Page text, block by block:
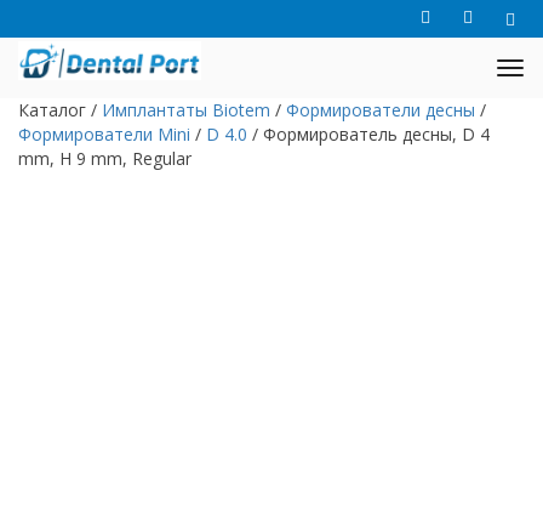
Каталог / Имплантаты Biotem / Формирователи десны /
Формирователи Mini / D 4.0 / Формирователь десны, D 4
mm, H 9 mm, Regular